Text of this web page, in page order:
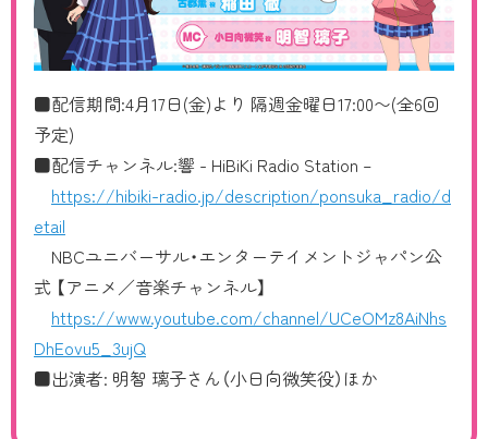
■配信期間:4月17日(金)より 隔週金曜日17:00〜(全6回
予定)
■配信チャンネル:響 - HiBiKi Radio Station –
https://hibiki-radio.jp/description/ponsuka_radio/d
etail
NBCユニバーサル・エンターテイメントジャパン公
式 【アニメ／音楽チャンネル】
https://www.youtube.com/channel/UCeOMz8AiNhs
DhEovu5_3ujQ
■出演者: 明智 璃子さん（小日向微笑役）ほか